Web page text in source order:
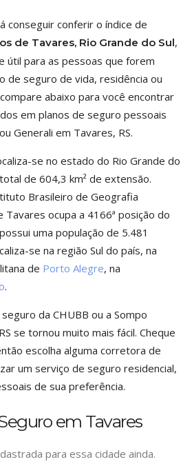
conseguir conferir o índice de
de Tavares, Rio Grande do Sul,
útil para as pessoas que forem
de seguro de vida, residência ou
abaixo para você encontrar
em planos de seguro pessoais
Generali em Tavares, RS.
se no estado do Rio Grande do
de 604,3 km² de extensão.
Brasileiro de Geografia
Tavares ocupa a 4166ª posição do
uma população de 5.481
se na região Sul do país, na
de Porto Alegre, na
.
da CHUBB ou a Sompo
se tornou muito mais fácil. Cheque
escolha alguma corretora de
um serviço de seguro residencial,
de sua preferência.
em Tavares
para essa cidade ainda.